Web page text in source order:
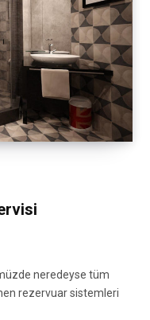
neredeyse tüm
rezervuar sistemleri